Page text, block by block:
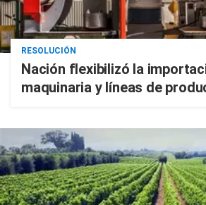
RESOLUCIÓN
Nación flexibilizó la
maquinaria y líneas de